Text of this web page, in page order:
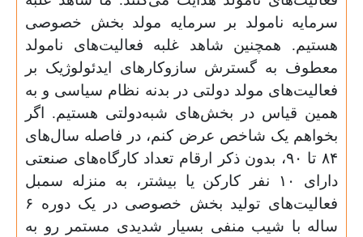
سرمایه نامولد بر سرمایه مولد بخش خصوصی
هستیم. همچنین شاهد غلبه فعالیت‌های نامولد
معطوف به گسترش سازوکارهای ایدئولوژیک بر
فعالیت‌های مولد دولتی در بدنه نظام سیاسی و به
همین قیاس در بخش‌های شبه‌دولتی هستیم. اگر
بخواهم یک شاخص عرض کنم، در فاصله سال‌های
۸۴ تا ۹۰، بدون ذکر ارقام تعداد کارگاه‌های صنعتی
دارای ۱۰ نفر کارکن یا بیشتر، به منزله سمبل
فعالیت‌های تولید بخش خصوصی در یک دوره ۶
ساله با شیب منفی بسیار شدیدی مستمر رو به